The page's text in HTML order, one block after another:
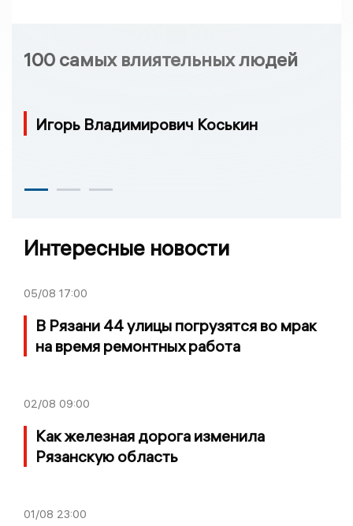
100 самых влиятельных людей
Игорь Владимирович Коськин
Интересные новости
05/08 17:00
В Рязани 44 улицы погрузятся во мрак
на время ремонтных работа
02/08 09:00
Как железная дорога изменила
Рязанскую область
01/08 23:00